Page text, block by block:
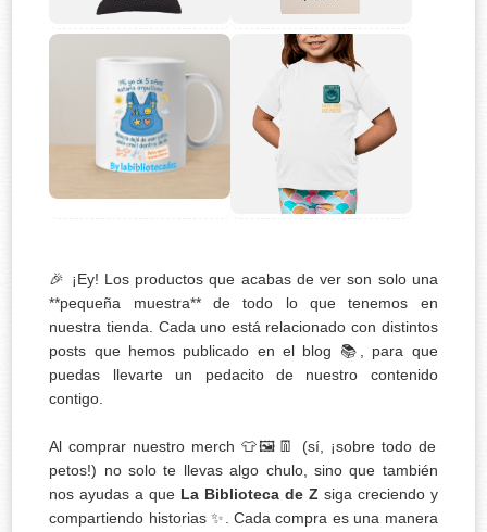
🎉 ¡Ey! Los productos que acabas de ver son solo una
**pequeña muestra** de todo lo que tenemos en
nuestra tienda. Cada uno está relacionado con distintos
posts que hemos publicado en el blog 📚, para que
puedas llevarte un pedacito de nuestro contenido
contigo.
Al comprar nuestro merch 👕🖼️👖 (sí, ¡sobre todo de
petos!) no solo te llevas algo chulo, sino que también
nos ayudas a que La Biblioteca de Zsiga creciendo y
compartiendo historias ✨. Cada compra es una manera